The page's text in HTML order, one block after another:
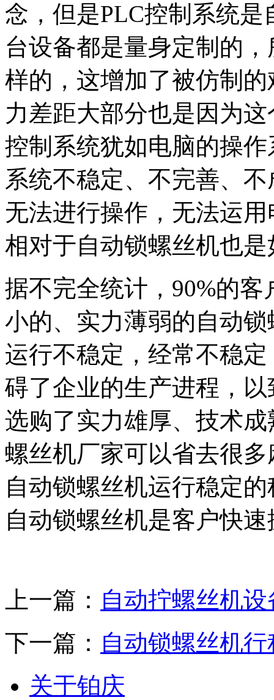
念，但是PLC控制系统
台设备都是量身定制的
样的，这增加了被仿制
力差距大部分也是因为
控制系统犹如电脑的操
系统不稳定、不完善、
无法进行操作，无法运
相对于自动锁螺丝机也是
据不完全统计，90%的
小的、实力薄弱的自动
运行不稳定，经常不稳
碍了企业的生产进程，
选购了实力雄厚、技术
螺丝机厂家可以省去很
自动锁螺丝机运行稳定
自动锁螺丝机是客户快
上一篇： 自动拧螺丝机
下一篇： 自动锁螺丝机
关于铂庆